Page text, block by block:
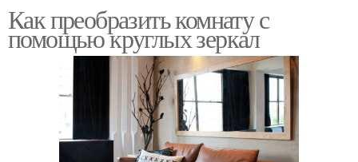
Как преобразить комнату с
помощью круглых зеркал